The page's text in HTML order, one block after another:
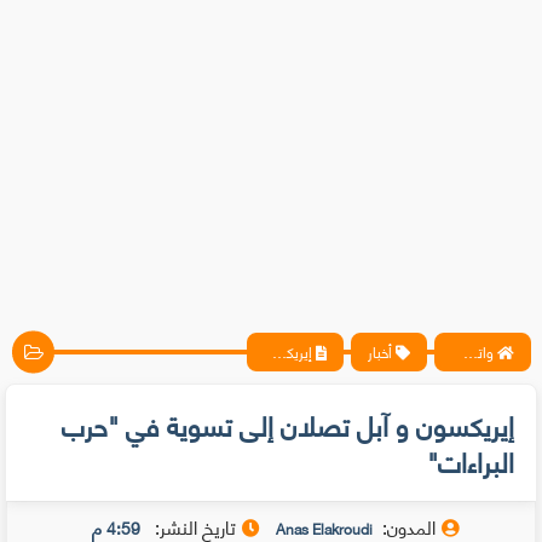
واتس آب ، فيسبوك ، أنترنت ، شروحات تقنية حصرية - المحترف أخبار إيريكسون و آبل تصلان إلى تسوية في "حرب البراءات"
إيريكسون و آبل تصلان إلى تسوية في "حرب
البراءات"
المدون: Anas Elakroudi تاريخ النشر: 4:59 م